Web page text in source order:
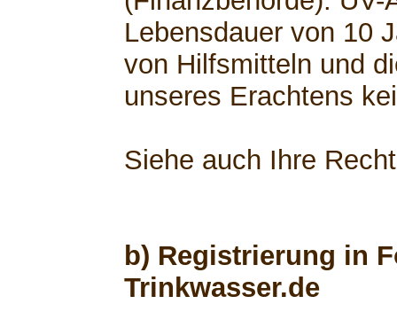
Lebensdauer von 10
von Hilfsmitteln und
unseres Erachtens
Siehe auch Ihre
b) Registrierung in
Trinkwasser.de